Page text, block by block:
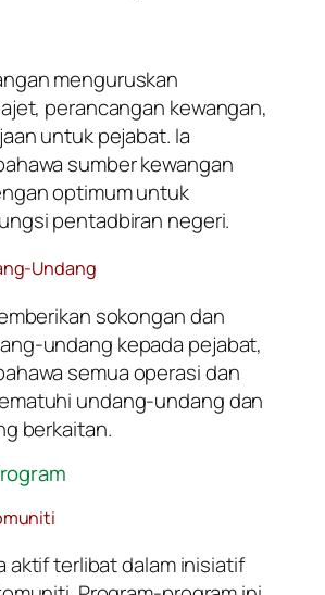
menguruskan
perancangan kewangan,
untuk pejabat. Ia
sumber kewangan
optimum untuk
pentadbiran negeri.
Undang
sokongan dan
undang kepada pejabat,
semua operasi dan
undang-undang dan
berkaitan.
aktif terlibat dalam inisiatif